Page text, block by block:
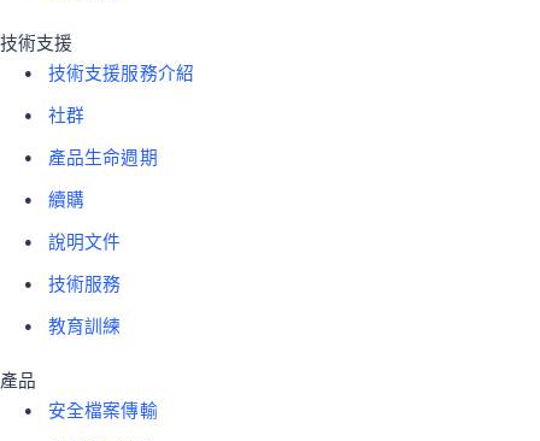
技術支援
技術支援服務介紹
社群
產品生命週期
續購
說明文件
技術服務
教育訓練
產品
安全檔案傳輸